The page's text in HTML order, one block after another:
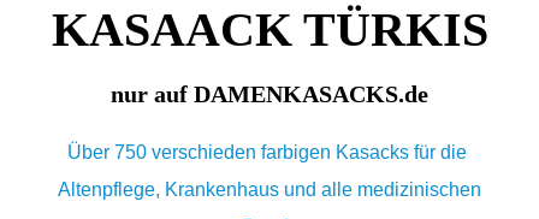
KASAACK TÜRKIS
nur auf DAMENKASACKS.de
Über 750 verschieden farbigen Kasacks für die
Altenpflege, Krankenhaus und alle medizinischen